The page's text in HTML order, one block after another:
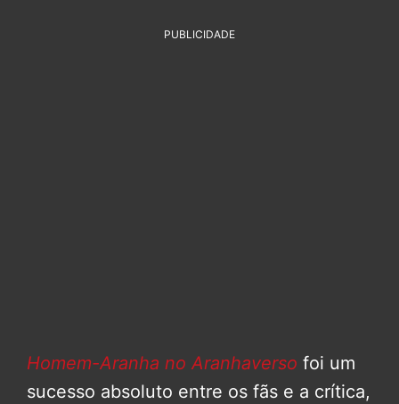
PUBLICIDADE
Homem-Aranha no Aranhaverso foi um
sucesso absoluto entre os fãs e a crítica,